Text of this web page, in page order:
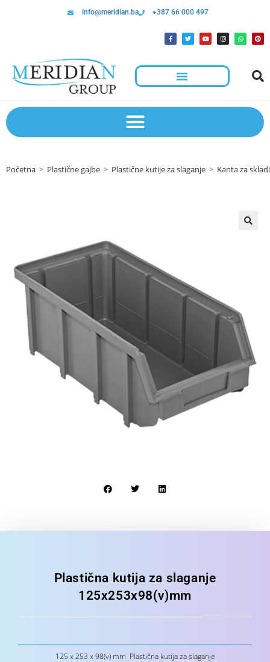
info@meridian.ba +387 66 000 497
Početna > Plastične gajbe > Plastične kutije za slaganje > Kanta za
Plastična kutija za slaganje
125x253x98(v)mm
125 x 253 x 98(v) mm Plastična kutija za slaganje